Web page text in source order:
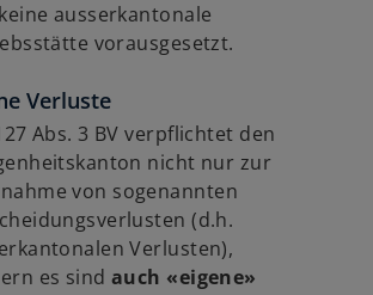
ausserkantonale
vorausgesetzt.
Verluste
Abs. 3 BV verpflichtet den
nicht nur zur
von sogenannten
(d.h.
Verlusten),
es sindauch «eigene»